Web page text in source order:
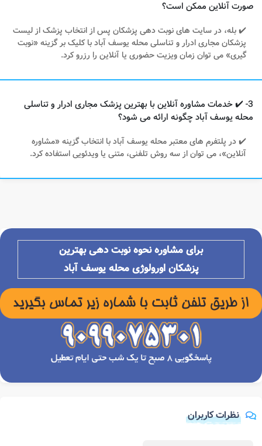
صورت آنلاین ممکن است؟
✔️ بله، در سایت های نوبت دهی پزشکان پس از انتخاب پزشک از لیست
پزشکان مجاری ادرار و تناسلی محله یوسف آباد با کلیک بر گزینه «نوبت
گیری» می توان زمان ویزیت حضوری یا آنلاین را رزرو کرد.
3- ✔️ خدمات مشاوره آنلاین با بهترین پزشک مجاری ادرار و تناسلی
محله یوسف آباد چگونه ارائه می شود؟
✔️ در پلتفرم های معتبر محله یوسف آباد با انتخاب گزینه «مشاوره
آنلاین»، می توان از سه روش تلفنی، متنی یا ویدئویی استفاده کرد.
برای مشاوره نحوه نوبت دهی بهترین
پزشکاناورولوژی محلهیوسف آباد
نظرات کاربران